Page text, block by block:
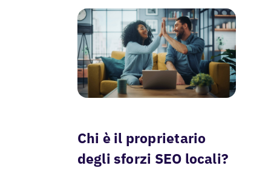
Chi è il proprietario
degli sforzi SEO locali?